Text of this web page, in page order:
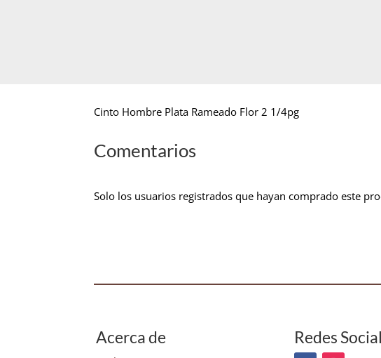
Cinto Hombre Plata Rameado Flor 2 1/4pg
Comentarios
Solo los usuarios registrados que hayan comprado este
Acerca de Redes